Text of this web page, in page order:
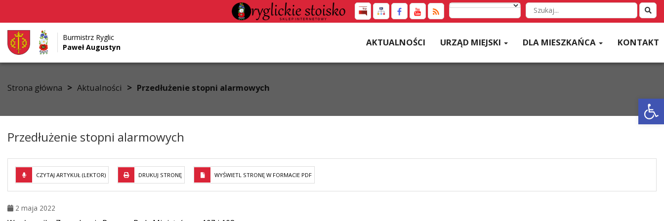
Przejdź do menu
Przejdź do głównej treści strony
Przejdź do stopki strony
Wyszukaj
w
Burmistrz Ryglic
Paweł Augustyn
AKTUALNOŚCI URZĄD MIEJSKI DLA MIESZKAŃCA KONTAKT
Strona główna > Aktualności > Przedłużenie stopni alarmowych
Przedłużenie stopni alarmowych
CZYTAJ ARTYKUŁ (LEKTOR) DRUKUJ STRONĘ WYŚWIETL STRONĘ W FORMACIE PDF
2 maja 2022